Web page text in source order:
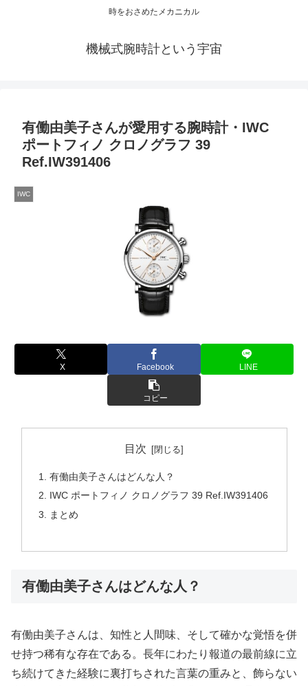
時をおさめたメカニカル
機械式腕時計という宇宙
有働由美子さんが愛用する腕時計・IWC
ポートフィノ クロノグラフ 39
Ref.IW391406
IWC
X Facebook LINE
コピー
目次
有働由美子さんはどんな人？
IWC ポートフィノ クロノグラフ 39 Ref.IW391406
まとめ
有働由美子さんはどんな人？
有働由美子さんは、知性と人間味、そして確かな覚悟を併
せ持つ稀有な存在である。長年にわたり報道の最前線に立
ち続けてきた経験に裏打ちされた言葉の重みと、飾らない